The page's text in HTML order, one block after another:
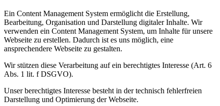
Ein Content Management System ermöglicht die Erstellung,
Bearbeitung, Organisation und Darstellung digitaler Inhalte. Wir
verwenden ein Content Management System, um Inhalte für unsere
Webseite zu erstellen. Dadurch ist es uns möglich, eine
ansprechendere Webseite zu gestalten.
Wir stützen diese Verarbeitung auf ein berechtigtes Interesse (Art. 6
Abs. 1 lit. f DSGVO).
Unser berechtigtes Interesse besteht in der technisch fehlerfreien
Darstellung und Optimierung der Webseite.